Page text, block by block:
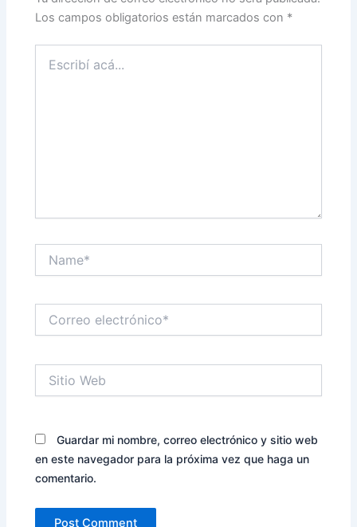
Los campos obligatorios están marcados con *
acá...
electrónico*
Web
Guardar mi nombre, correo electrónico y sitio web
en este navegador para la próxima vez que haga un
comentario.